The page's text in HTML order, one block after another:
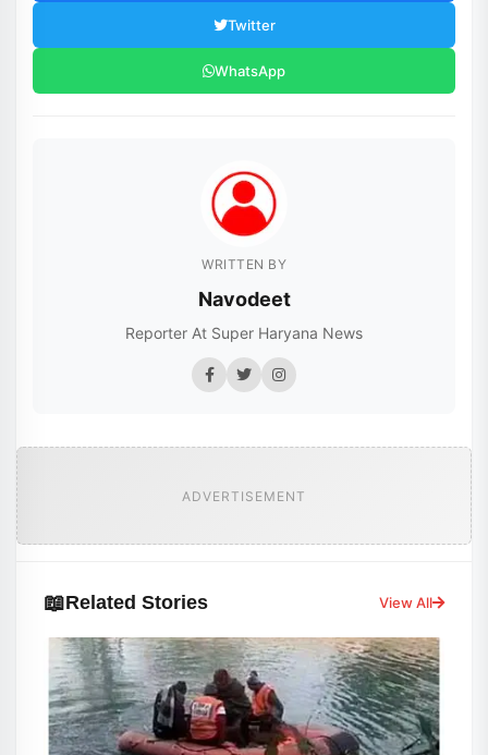
Twitter
WhatsApp
WRITTEN BY
Navodeet
Reporter At Super Haryana News
ADVERTISEMENT
📖Related Stories View All